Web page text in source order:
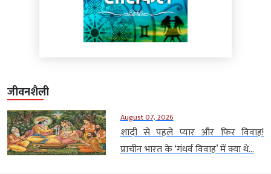
जीवनशैली
August 07, 2026
शादी से पहले प्यार और फिर विवाह!
प्राचीन भारत के ‘गंधर्व विवाह’ में क्या थे...